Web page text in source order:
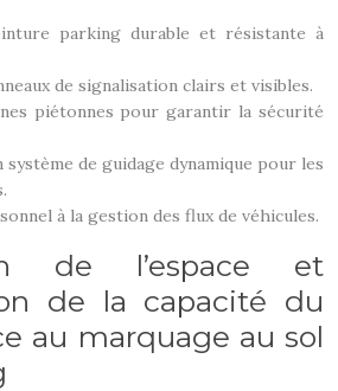
parking durable et résistante à
de signalisation clairs et visibles.
piétonnes pour garantir la sécurité
système de guidage dynamique pour les
à la gestion des flux de véhicules.
de l’espace et
de la capacité du
au marquage au sol